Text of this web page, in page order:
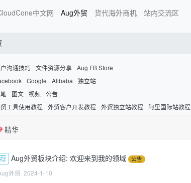
中文网 Aug外贸 货代海外商机 站内交流区
沟通技巧 文件资源分享 Aug FB Store
Google Alibaba
独立站
图文 视频
公告
工具使用教程 外贸客户开发教程 外贸独立站教程 阿里国际站教程
精华
Aug外贸板块介绍: 欢迎来到我的领域 公告
外贸 2024-1-10